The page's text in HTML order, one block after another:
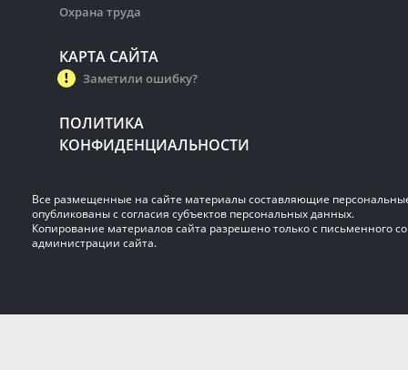
Охрана труда
КАРТА САЙТА
Заметили ошибку?
ПОЛИТИКА
КОНФИДЕНЦИАЛЬНОСТИ
Все размещенные на сайте материалы составляющие
опубликованы с согласия субъектов персональных данных.
Копирование материалов сайта разрешено только с письменного
администрации сайта.